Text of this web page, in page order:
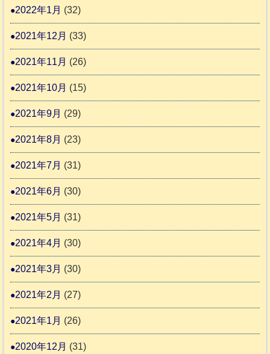
2022年1月 (32)
2021年12月 (33)
2021年11月 (26)
2021年10月 (15)
2021年9月 (29)
2021年8月 (23)
2021年7月 (31)
2021年6月 (30)
2021年5月 (31)
2021年4月 (30)
2021年3月 (30)
2021年2月 (27)
2021年1月 (26)
2020年12月 (31)